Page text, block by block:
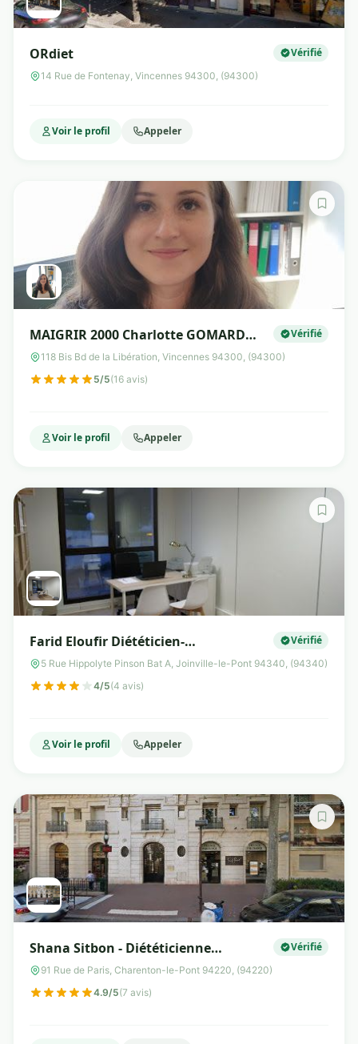
ORdiet Vérifié
14 Rue de Fontenay, Vincennes 94300, (94300)
Voir le profil Appeler
MAIGRIR 2000 Charlotte GOMARD
diététicienne nutritionniste
Vérifié
118 Bis Bd de la Libération, Vincennes 94300, (94300)
5/5(16 avis)
Voir le profil Appeler
Farid Eloufir Diététicien-
nutritionniste Joinville Nogent Saint
Maurice Maison-Alfort 94
Vérifié
5 Rue Hippolyte Pinson Bat A, Joinville-le-Pont 94340, (94340)
4/5(4 avis)
Voir le profil Appeler
Shana Sitbon - Diététicienne
Nutritionniste
Vérifié
91 Rue de Paris, Charenton-le-Pont 94220, (94220)
4.9/5(7 avis)